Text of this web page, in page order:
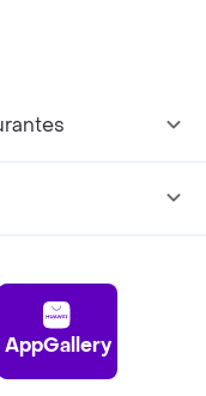
AppGallery